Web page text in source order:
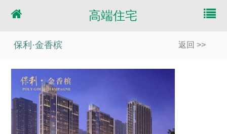
高端住宅
保利·金香槟 返回 >>